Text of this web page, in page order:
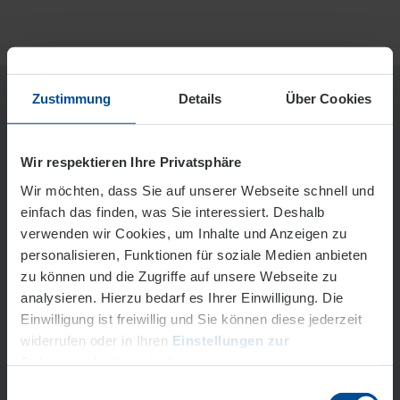
Zustimmung Details Über Cookies
Wir respektieren Ihre Privatsphäre
Wir möchten, dass Sie auf unserer Webseite schnell und
einfach das finden, was Sie interessiert. Deshalb
verwenden wir Cookies, um Inhalte und Anzeigen zu
personalisieren, Funktionen für soziale Medien anbieten
zu können und die Zugriffe auf unsere Webseite zu
analysieren. Hierzu bedarf es Ihrer Einwilligung. Die
Einwilligung ist freiwillig und Sie können diese jederzeit
widerrufen oder in Ihren Einstellungen zur
Meine EVO – Ihr persönliches
Kundenportal